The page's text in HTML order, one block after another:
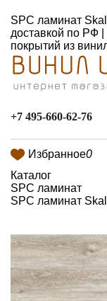
SPC ламинат
доставкой по РФ |
покрытий из
+7 495-660-62-76
Избранное0
Каталог
SPC ламинат
SPC ламинат